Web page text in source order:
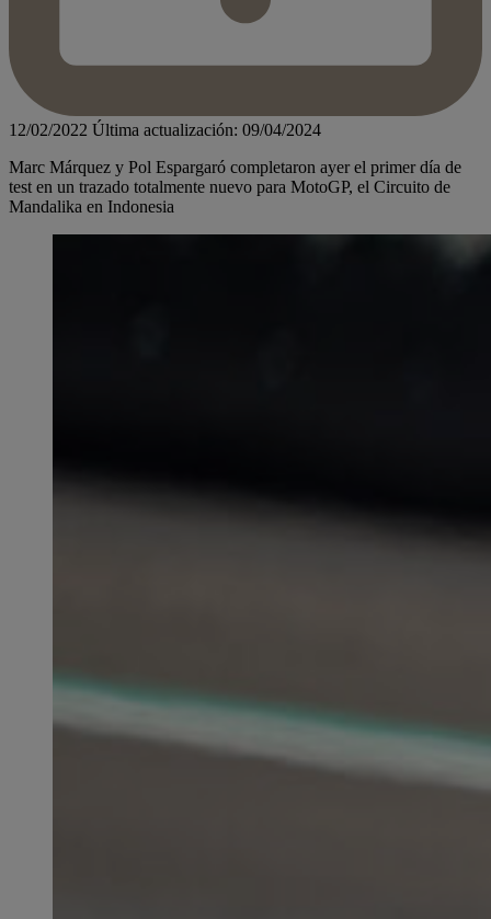
12/02/2022 Última actualización: 09/04/2024
Marc Márquez y Pol Espargaró completaron ayer el primer día de
test en un trazado totalmente nuevo para MotoGP, el Circuito de
Mandalika en Indonesia